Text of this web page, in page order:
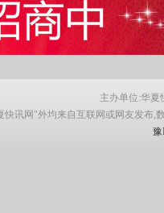
主办单位:华夏
快讯网"外均来自互联网或网友发布,
豫